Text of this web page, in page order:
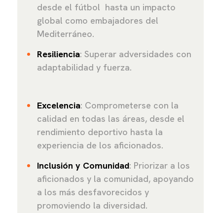
desde el fútbol hasta un impacto
global como embajadores del
Mediterráneo.
Resiliencia: Superar adversidades con
adaptabilidad y fuerza.
Excelencia: Comprometerse con la
calidad en todas las áreas, desde el
rendimiento deportivo hasta la
experiencia de los aficionados.
Inclusión y Comunidad: Priorizar a los
aficionados y la comunidad, apoyando
a los más desfavorecidos y
promoviendo la diversidad.